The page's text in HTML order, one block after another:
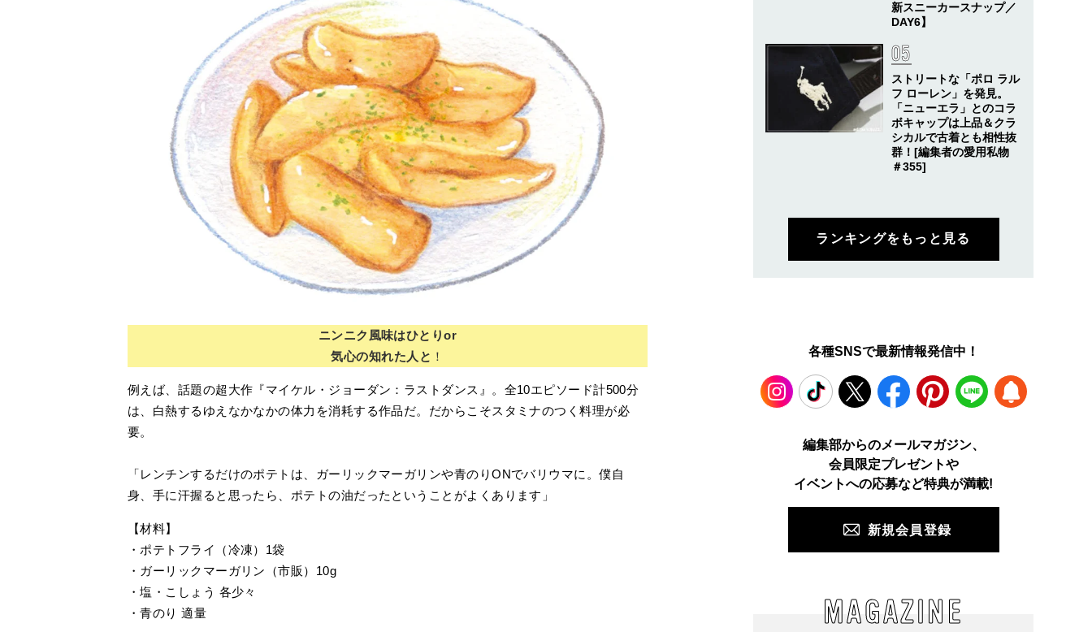
ニンニク風味はひとりor
気心の知れた人と ！
例えば、話題の超大作『マイケル・ジョーダン：ラストダンス』。全10エピソード計500分
は、白熱するゆえなかなかの体力を消耗する作品だ。だからこそスタミナのつく料理が必
要。
「レンチンするだけのポテトは、ガーリックマーガリンや青のりONでバリウマに。僕自
身、手に汗握ると思ったら、ポテトの油だったということがよくあります」
【材料】
・ポテトフライ（冷凍）1袋
・ガーリックマーガリン（市販）10g
・塩・こしょう 各少々
・青のり 適量
新スニーカースナップ／
DAY6】
ストリートな「ポロ ラル
フ ローレン」を発見。
「ニューエラ」とのコラ
ボキャップは上品＆クラ
シカルで古着とも相性抜
群！[編集者の愛用私物
＃355]
ランキングをもっと見る
各種SNSで最新情報発信中！
TikTok Facebook Pinterest LINE
編集部からのメールマガジン、
会員限定プレゼントや
イベントへの応募など特典が満載!
新規会員登録
MAGAZINE